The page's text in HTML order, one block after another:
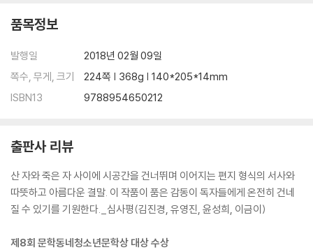
37. 여전히 궁금해하고 있을 언니에게
38. 미래의 동생에게
39. 언니에게
41. 보내지 못한 편지_은유에게
작가의 편지
품목정보
발행일
2018년 02월 09일
쪽수, 무게, 크기
224쪽 | 368g | 140*205*14mm
ISBN13
9788954650212
출판사 리뷰
산 자와 죽은 자 사이에 시공간을 건너뛰며 이어지는 편지 형식의 서사와
따뜻하고 아름다운 결말. 이 작품이 품은 감동이 독자들에게 온전히 건네
질 수 있기를 기원한다._심사평(김진경, 유영진, 윤성희, 이금이)
제8회 문학동네청소년문학상 대상 수상